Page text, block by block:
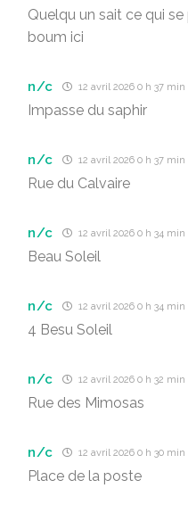
Quelqu un sait ce qui
boum ici
n/c 12 avril 2026 0 h 37 min
Impasse du saphir
n/c 12 avril 2026 0 h 37 min
Rue du Calvaire
n/c 12 avril 2026 0 h 34 min
Beau Soleil
n/c 12 avril 2026 0 h 34 min
4 Besu Soleil
n/c 12 avril 2026 0 h 32 min
Rue des Mimosas
n/c 12 avril 2026 0 h 30 min
Place de la poste